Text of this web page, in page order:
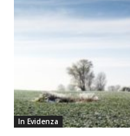
In Evidenza